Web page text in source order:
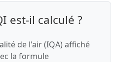
est-il calculé ?
de l'air (IQA) affiché
la formule